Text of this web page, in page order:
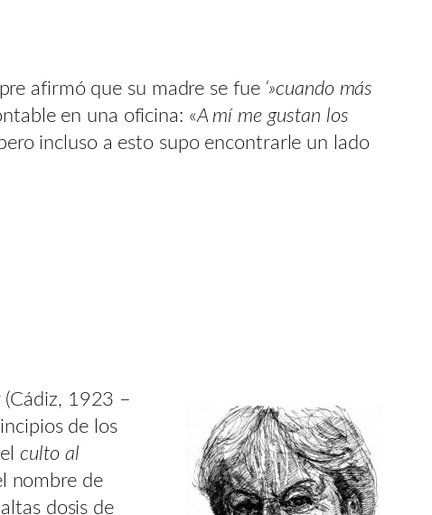
afirmó que su madre se fue ‘»cuando más
en una oficina: «A mí me gustan los
incluso a esto supo encontrarle un lado
(Cádiz, 1923 –
de los
culto al
nombre de
dosis de